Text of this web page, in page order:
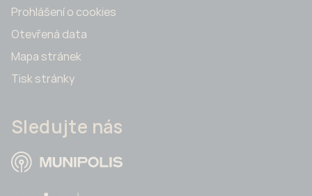
Prohlášení o cookies
Otevřená data
Mapa stránek
Tisk stránky
Sledujte nás